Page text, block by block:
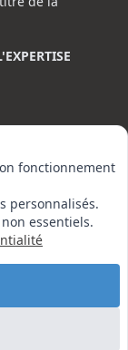
fonctionnement
personnalisés.
essentiels.